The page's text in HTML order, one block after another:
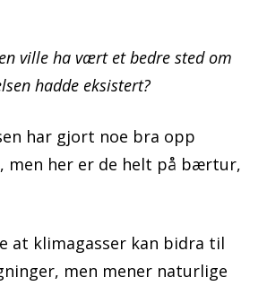
ville ha vært et bedre sted om
hadde eksistert?
har gjort noe bra opp
men her er de helt på bærtur,
at klimagasser kan bidra til
men mener naturlige